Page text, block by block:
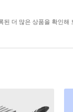
된 더 많은 상품을 확인해